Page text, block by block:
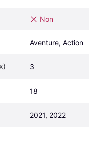
Non
Aventure, Action
3
18
2021, 2022